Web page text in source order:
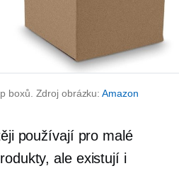
boxů. Zdroj obrázku:Amazon
používají pro malé
ale existují i